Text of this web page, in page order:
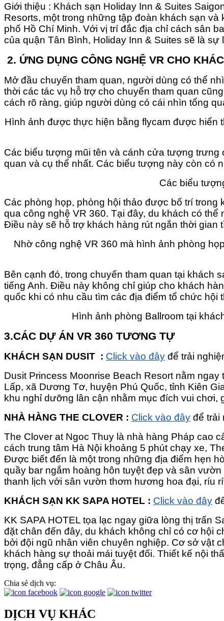
Giới thiệu : Khách sạn Holiday Inn & Suites
Resorts, một trong những tập đoàn khách sạn
phố Hồ Chí Minh. Với vị trí đắc địa chỉ cách sân
của quận Tân Bình, Holiday Inn & Suites sẽ là
2. ỨNG DỤNG CÔNG NGHỆ VR CHO
Mở đầu chuyến tham quan, người dùng có thể
thời các tác vụ hỗ trợ cho chuyến tham quan
cách rõ ràng, giúp người dùng có cái nhìn tổng
Hình ảnh được thực hiện bằng flycam được hiển
Các biểu tượng mũi tên và cánh cửa tượng
quan và cụ thể nhất. Các biểu tượng này còn có
Các biểu
Các phòng họp, phòng hội thảo được bố trí
qua công nghệ VR 360. Tại đây, du khách có
Điều này sẽ hỗ trợ khách hàng rút ngắn thời gian
Nhờ công nghệ VR 360 mà hình ảnh phòng
Bên cạnh đó, trong chuyến tham quan tại khách
tiếng Anh. Điều này không chỉ giúp cho khách
quốc khi có nhu cầu tìm các địa điểm tổ chức hội
Hình ảnh phòng Ballroom tại
3.CÁC DỰ ÁN VR 360 TƯƠNG TỰ
KHÁCH SẠN DUSIT : Click vào đây để trải
Dusit Princess Moonrise Beach Resort nằm
Lấp, xã Dương Tơ, huyện Phú Quốc, tỉnh Kiên
khu nghỉ dưỡng lân cận nhằm mục đích vui chơi,
NHÀ HÀNG THE CLOVER : Click vào đây để trải
The Clover at Ngoc Thuy là nhà hàng Pháp cao
cách trung tâm Hà Nội khoảng 5 phút chạy xe,
Được biết đến là một trong những địa điểm hẹn
quầy bar ngắm hoàng hôn tuyệt đẹp và sân
thanh lịch với sân vườn thơm hương hoa đại, ríu
KHÁCH SẠN KK SAPA HOTEL : Click vào đây
KK SAPA HOTEL tọa lạc ngay giữa lòng thị trấn
đặt chân đến đây, du khách không chỉ có cơ hội
bởi đội ngũ nhân viên chuyên nghiệp. Cơ sở vật
khách hàng sự thoải mái tuyệt đối. Thiết kế nội
trọng, đẳng cấp ở Châu Âu.
Chia sẻ dịch vụ:
DỊCH VỤ KHÁC